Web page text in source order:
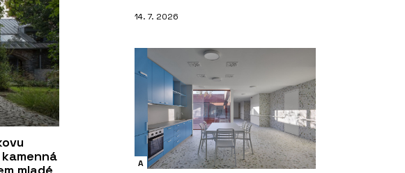
14. 7. 2026
A